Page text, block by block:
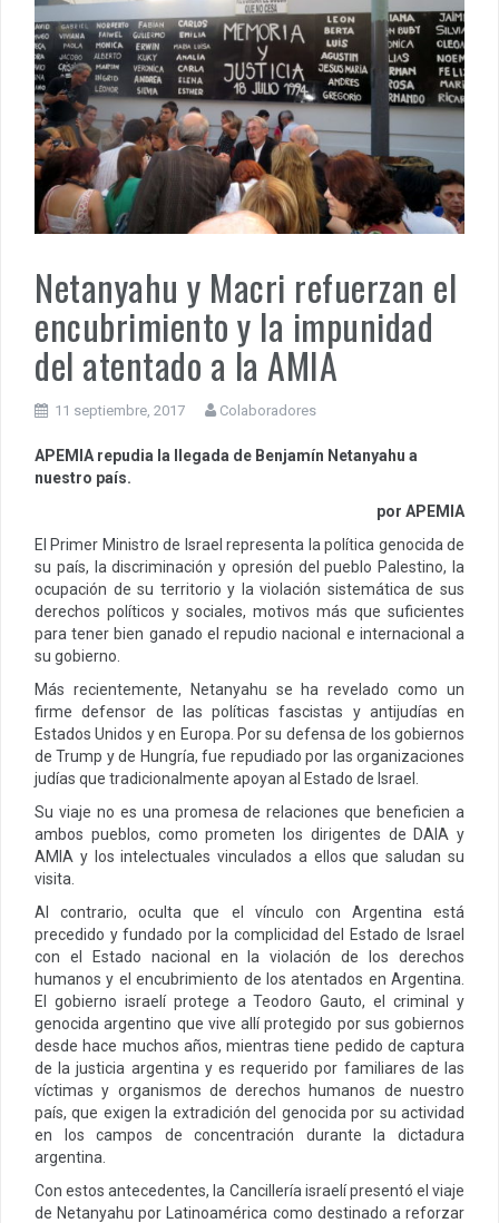
Netanyahu y Macri refuerzan el
encubrimiento y la impunidad
del atentado a la AMIA
11 septiembre, 2017 Colaboradores
APEMIA repudia la llegada de Benjamín Netanyahu a
nuestro país.
por APEMIA
El Primer Ministro de Israel representa la política genocida de
su país, la discriminación y opresión del pueblo Palestino, la
ocupación de su territorio y la violación sistemática de sus
derechos políticos y sociales, motivos más que suficientes
para tener bien ganado el repudio nacional e internacional a
su gobierno.
Más recientemente, Netanyahu se ha revelado como un
firme defensor de las políticas fascistas y antijudías en
Estados Unidos y en Europa. Por su defensa de los gobiernos
de Trump y de Hungría, fue repudiado por las organizaciones
judías que tradicionalmente apoyan al Estado de Israel.
Su viaje no es una promesa de relaciones que beneficien a
ambos pueblos, como prometen los dirigentes de DAIA y
AMIA y los intelectuales vinculados a ellos que saludan su
visita.
Al contrario, oculta que el vínculo con Argentina está
precedido y fundado por la complicidad del Estado de Israel
con el Estado nacional en la violación de los derechos
humanos y el encubrimiento de los atentados en Argentina.
El gobierno israelí protege a Teodoro Gauto, el criminal y
genocida argentino que vive allí protegido por sus gobiernos
desde hace muchos años, mientras tiene pedido de captura
de la justicia argentina y es requerido por familiares de las
víctimas y organismos de derechos humanos de nuestro
país, que exigen la extradición del genocida por su actividad
en los campos de concentración durante la dictadura
argentina.
Con estos antecedentes, la Cancillería israelí presentó el viaje
de Netanyahu por Latinoamérica como destinado a reforzar